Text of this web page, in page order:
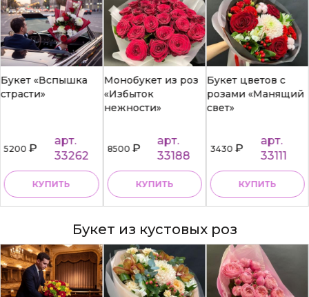
Букет «Вспышка
страсти»
5200₽
арт.
33262
КУПИТЬ
Монобукет из роз
«Избыток
нежности»
8500₽
арт.
33188
КУПИТЬ
Букет цветов с
розами «Манящий
свет»
3430₽
арт.
33111
КУПИТЬ
Букет из кустовых роз